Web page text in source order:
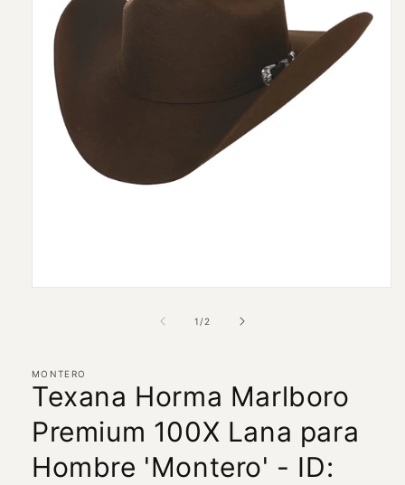
ventana
modal
1 /de
2
MONTERO
Texana Horma Marlboro
Premium 100X Lana para
Hombre 'Montero' - ID: